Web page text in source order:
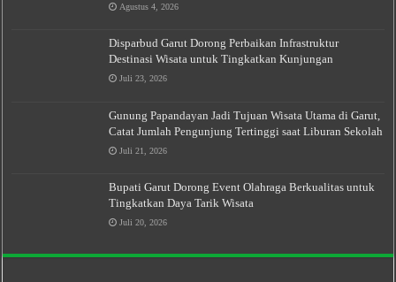
Agustus 4, 2026
Disparbud Garut Dorong Perbaikan Infrastruktur
Destinasi Wisata untuk Tingkatkan Kunjungan
Juli 23, 2026
Gunung Papandayan Jadi Tujuan Wisata Utama di Garut,
Catat Jumlah Pengunjung Tertinggi saat Liburan Sekolah
Juli 21, 2026
Bupati Garut Dorong Event Olahraga Berkualitas untuk
Tingkatkan Daya Tarik Wisata
Juli 20, 2026